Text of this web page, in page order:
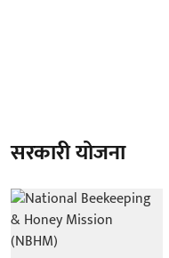
सरकारी योजना